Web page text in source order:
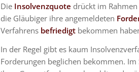
Die Insolvenzquote drückt im
die Gläubiger ihre angemeldeten
Verfahrens befriedigt bekommen
In der Regel gibt es kaum
Forderungen beglichen bekommen.